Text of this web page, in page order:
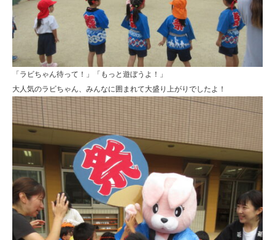
す
「ラビちゃん待って！」「もっと遊ぼうよ！」
大人気のラビちゃん、みんなに囲まれて大盛り上がりでしたよ！